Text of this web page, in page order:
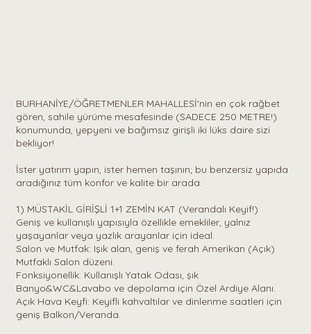
BURHANİYE/ÖĞRETMENLER MAHALLESİ'nin en çok rağbet
gören, sahile yürüme mesafesinde (SADECE 250 METRE!)
konumunda, yepyeni ve bağımsız girişli iki lüks daire sizi
bekliyor!
İster yatırım yapın, ister hemen taşının; bu benzersiz yapıda
aradığınız tüm konfor ve kalite bir arada.
1) MÜSTAKİL GİRİŞLİ 1+1 ZEMİN KAT (Verandalı Keyif!)
Geniş ve kullanışlı yapısıyla özellikle emekliler, yalnız
yaşayanlar veya yazlık arayanlar için ideal.
Salon ve Mutfak: Işık alan, geniş ve ferah Amerikan (Açık)
Mutfaklı Salon düzeni.
Fonksiyonellik: Kullanışlı Yatak Odası, şık
Banyo&WC&Lavabo ve depolama için Özel Ardiye Alanı.
Açık Hava Keyfi: Keyifli kahvaltılar ve dinlenme saatleri için
geniş Balkon/Veranda.